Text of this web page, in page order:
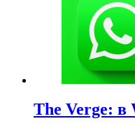
The Verge: в